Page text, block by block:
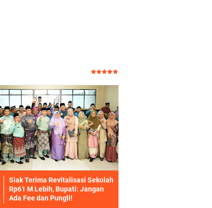
Siak Terima Revitalisasi Sekolah
Rp61 M Lebih, Bupati: Jangan
Ada Fee dan Pungli!